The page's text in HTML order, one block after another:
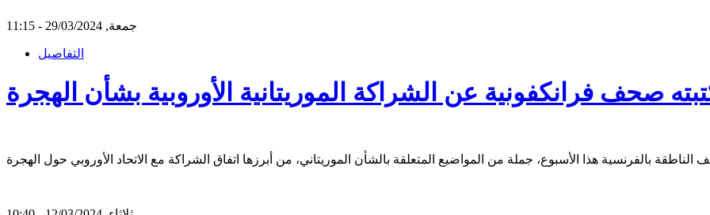
جمعة, 29/03/2024 - 11:15
التفاصيل
صحف فرانكفونية عن الشراكة الموريتانية الأوروبية بشأن الهجرة